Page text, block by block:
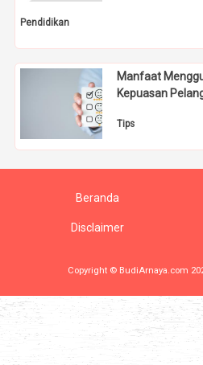
Pendidikan
Manfaat
Kepuasan
Tips
Beranda
Disclaimer
Copyright © BudiArnaya.com